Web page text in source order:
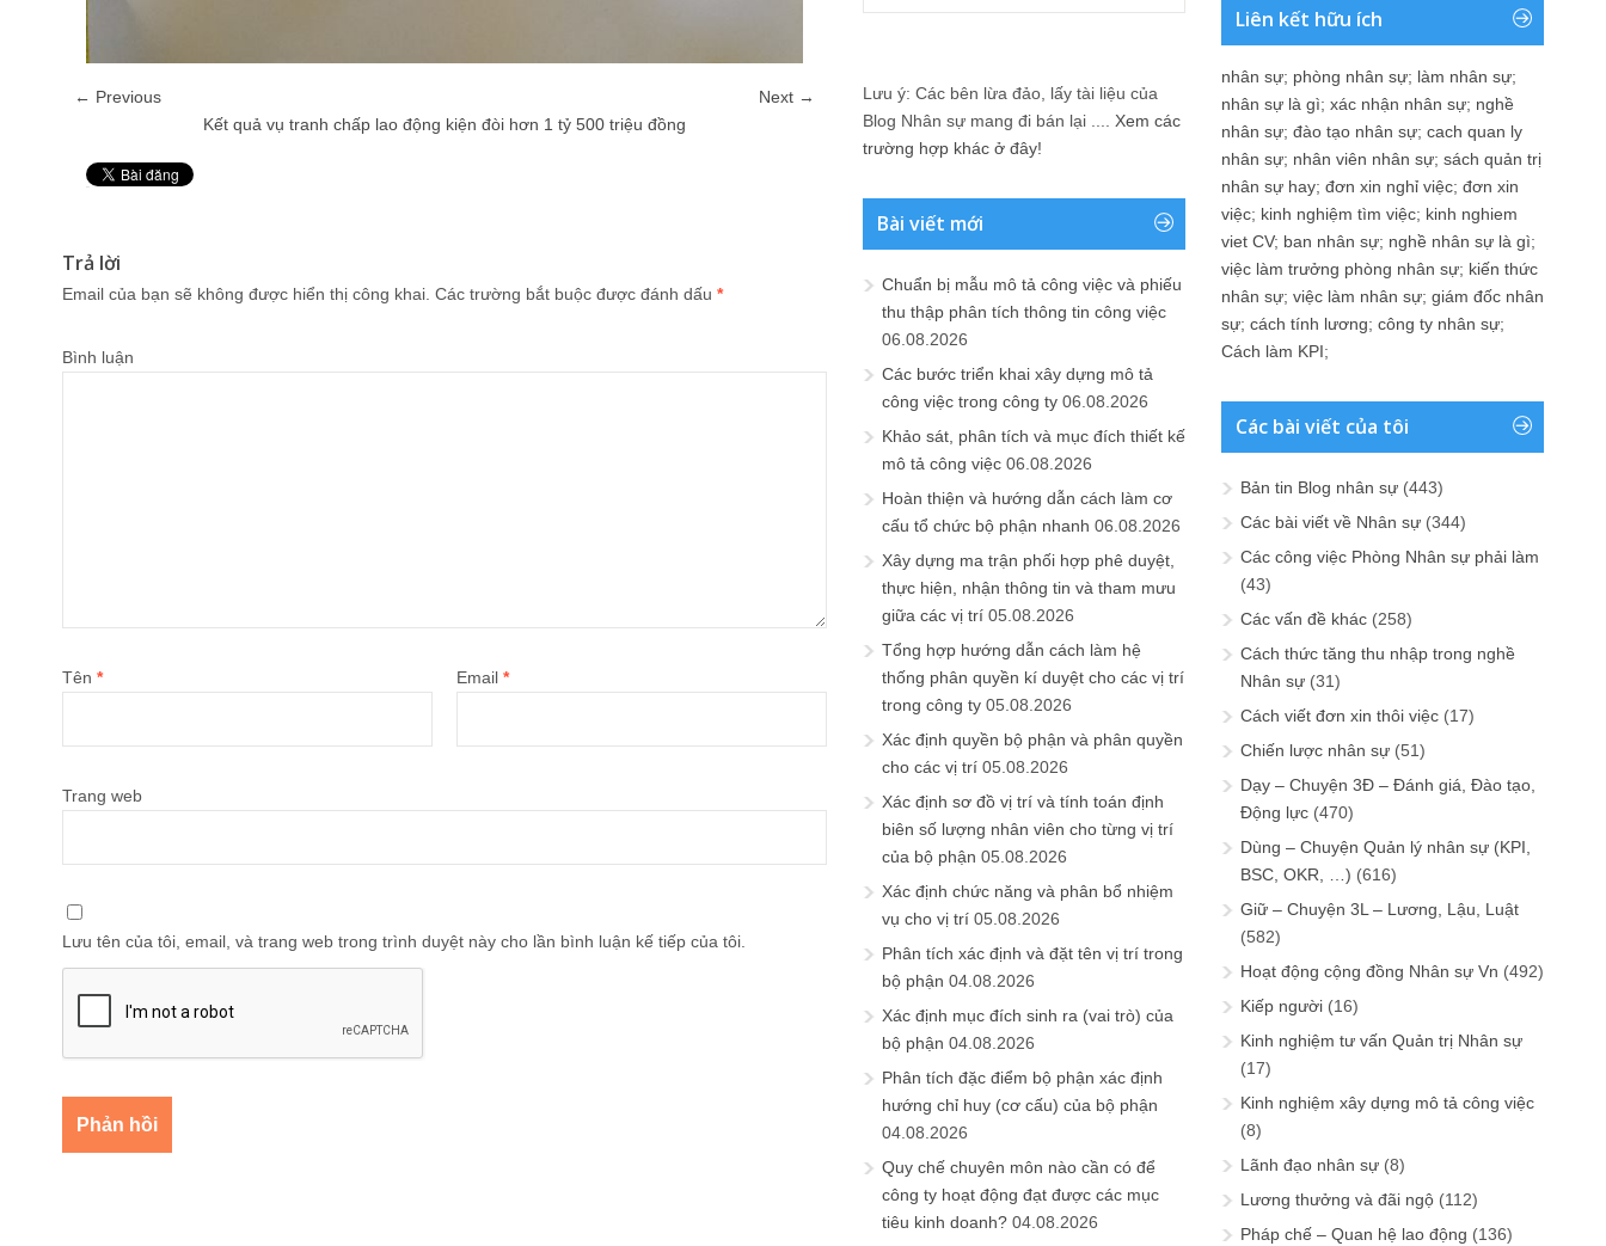
← Previous
Next →
Kết quả vụ tranh chấp lao động kiện đòi hơn 1 tỷ 500 triệu đồng
Trả lời
Email của bạn sẽ không được hiển thị công khai. Các trường bắt buộc được đánh dấu *
Bình luận
Tên * Email *
Trang web
Lưu tên của tôi, email, và trang web trong trình duyệt này cho lần bình luận kế tiếp của tôi.
Lưu ý: Các bên lừa đảo, lấy tài liệu của
Blog Nhân sự mang đi bán lại .... Xem các
trường hợp khác ở đây!
Bài viết mới
Chuẩn bị mẫu mô tả công việc và phiếu
thu thập phân tích thông tin công việc
06.08.2026
Các bước triển khai xây dựng mô tả
công việc trong công ty 06.08.2026
Khảo sát, phân tích và mục đích thiết kế
mô tả công việc 06.08.2026
Hoàn thiện và hướng dẫn cách làm cơ
cấu tổ chức bộ phận nhanh 06.08.2026
Xây dựng ma trận phối hợp phê duyệt,
thực hiện, nhận thông tin và tham mưu
giữa các vị trí 05.08.2026
Tổng hợp hướng dẫn cách làm hệ
thống phân quyền kí duyệt cho các vị trí
trong công ty 05.08.2026
Xác định quyền bộ phận và phân quyền
cho các vị trí 05.08.2026
Xác định sơ đồ vị trí và tính toán định
biên số lượng nhân viên cho từng vị trí
của bộ phận 05.08.2026
Xác định chức năng và phân bổ nhiệm
vụ cho vị trí 05.08.2026
Phân tích xác định và đặt tên vị trí trong
bộ phận 04.08.2026
Xác định mục đích sinh ra (vai trò) của
bộ phận 04.08.2026
Phân tích đặc điểm bộ phận xác định
hướng chỉ huy (cơ cấu) của bộ phận
04.08.2026
Quy chế chuyên môn nào cần có để
công ty hoạt động đạt được các mục
tiêu kinh doanh? 04.08.2026
Liên kết hữu ích
nhân sự; phòng nhân sự; làm nhân sự;
nhân sự là gì; xác nhận nhân sự; nghề
nhân sự; đào tạo nhân sự; cach quan ly
nhân sự; nhân viên nhân sự; sách quản trị
nhân sự hay; đơn xin nghỉ việc; đơn xin
việc; kinh nghiệm tìm việc; kinh nghiem
viet CV; ban nhân sự; nghề nhân sự là gì;
việc làm trưởng phòng nhân sự; kiến thức
nhân sự; việc làm nhân sự; giám đốc nhân
sự; cách tính lương; công ty nhân sự;
Cách làm KPI;
Các bài viết của tôi
Bản tin Blog nhân sự (443)
Các bài viết về Nhân sự (344)
Các công việc Phòng Nhân sự phải làm
(43)
Các vấn đề khác (258)
Cách thức tăng thu nhập trong nghề
Nhân sự (31)
Cách viết đơn xin thôi việc (17)
Chiến lược nhân sự (51)
Dạy – Chuyện 3Đ – Đánh giá, Đào tạo,
Động lực (470)
Dùng – Chuyện Quản lý nhân sự (KPI,
BSC, OKR, …) (616)
Giữ – Chuyện 3L – Lương, Lậu, Luật
(582)
Hoạt động cộng đồng Nhân sự Vn (492)
Kiếp người (16)
Kinh nghiệm tư vấn Quản trị Nhân sự
(17)
Kinh nghiệm xây dựng mô tả công việc
(8)
Lãnh đạo nhân sự (8)
Lương thưởng và đãi ngộ (112)
Pháp chế – Quan hệ lao động (136)